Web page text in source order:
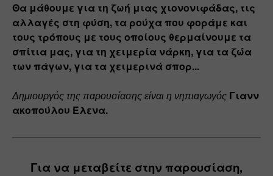
Θα μάθουμε για τη ζωή μιας χιονονιφάδας, τις
αλλαγές στη φύση, τα ρούχα που φοράμε και
τους τρόπους με τους οποίους θερμαίνουμε τα
σπίτια μας, για τη χειμερία νάρκη, για τα ζώα
των πάγων, για τα χειμερινά σπορ...
Δημιουργός της παρουσίασης είναι η νηπιαγωγός Γιανν
ακοπούλου Έλενα.
Για να μεταβείτε στην παρουσίαση,